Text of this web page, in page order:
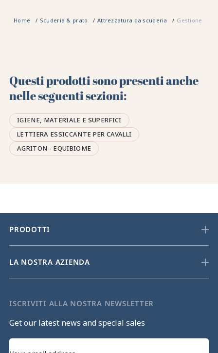
Home Scuderia & prato Attrezzatura da scuderia Gestione del
Questi prodotti sono presenti anche
nelle seguenti sezioni:
IGIENE, MATERIALE E SUPERFICI
LETTIERA ESSICCANTE PER CAVALLI
AGRITON - EQUIBIOME
PRODOTTI
LA NOSTRA AZIENDA
ISCRIVITI ALLA NOSTRA NEWSLETTER
Get our latest news and special sales